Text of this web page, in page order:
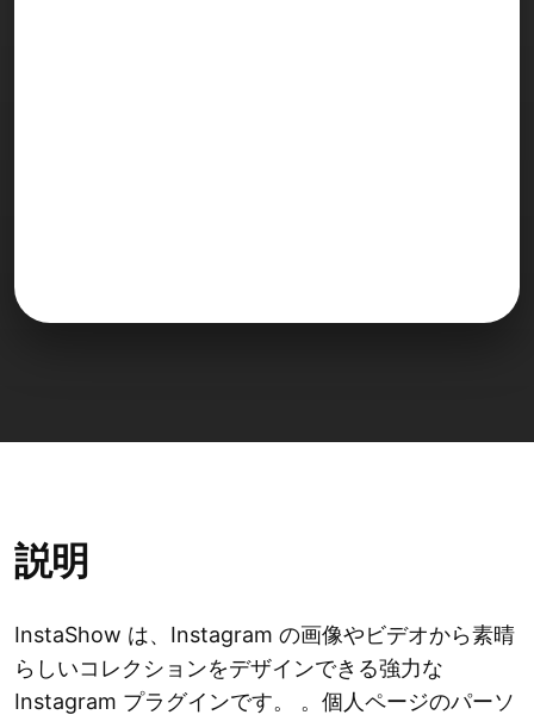
説明
InstaShow は、Instagram の画像やビデオから素晴
らしいコレクションをデザインできる強力な
Instagram プラグインです。 。個人ページのパーソ